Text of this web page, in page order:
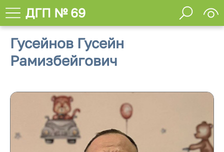
ДГП № 69
Гусейнов Гусейн
Рамизбейгович